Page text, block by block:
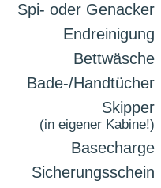
Spi- oder Genacker
Endreinigung
Bettwäsche
Bade-/Handtücher
Skipper
(in eigener Kabine!)
Basecharge
Sicherungsschein